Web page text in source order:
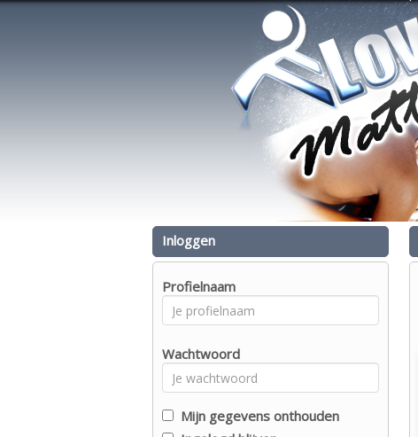
Inloggen
Profielnaam
Wachtwoord
Mijn gegevens onthouden